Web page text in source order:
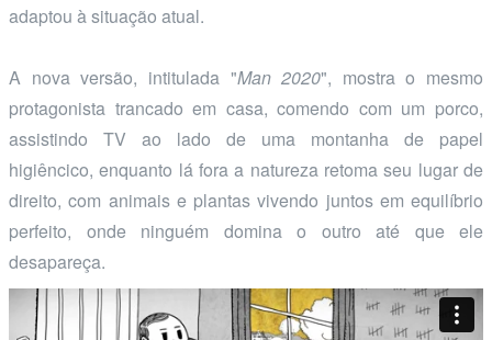
adaptou à situação atual.
A nova versão, intitulada "Man 2020", mostra o mesmo
protagonista trancado em casa, comendo com um porco,
assistindo TV ao lado de uma montanha de papel
higiêncico, enquanto lá fora a natureza retoma seu lugar de
direito, com animais e plantas vivendo juntos em equilíbrio
perfeito, onde ninguém domina o outro até que ele
desapareça.